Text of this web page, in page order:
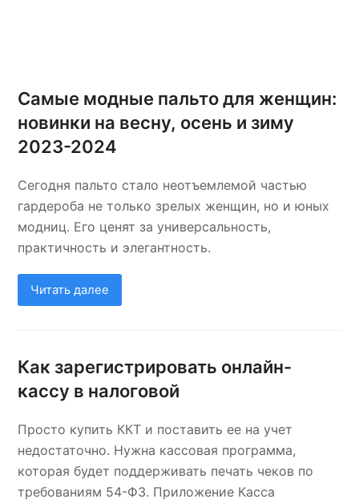
Самые модные пальто для женщин:
новинки на весну, осень и зиму
2023-2024
Сегодня пальто стало неотъемлемой частью
гардероба не только зрелых женщин, но и юных
модниц. Его ценят за универсальность,
практичность и элегантность.
Читать далее
Как зарегистрировать онлайн-
кассу в налоговой
Просто купить ККТ и поставить ее на учет
недостаточно. Нужна кассовая программа,
которая будет поддерживать печать чеков по
требованиям 54-ФЗ. Приложение Касса